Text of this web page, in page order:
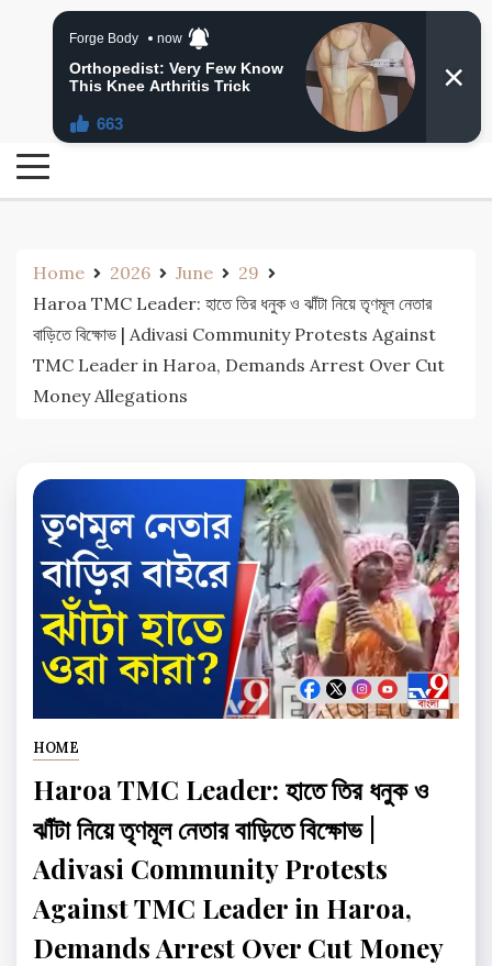
24 Ghanta Bangla News
24 Ghanta Bengali News
Home 2026 June
29
Haroa TMC Leader: হাতে তির ধনুক ও ঝাঁটা নিয়ে তৃণমূল নেতার
বাড়িতে বিক্ষোভ | Adivasi Community Protests Against
TMC Leader in Haroa, Demands Arrest Over Cut
Money Allegations
HOME
Haroa TMC Leader: হাতে তির ধনুক ও
ঝাঁটা নিয়ে তৃণমূল নেতার বাড়িতে বিক্ষোভ |
Adivasi Community Protests
Against TMC Leader in Haroa,
Demands Arrest Over Cut Money